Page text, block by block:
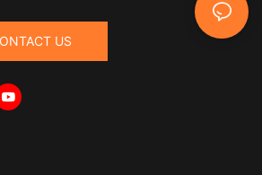
US